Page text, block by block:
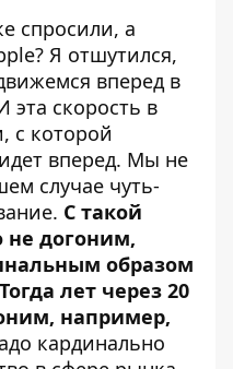
спросили, а
Я отшутился,
вперед в
эта скорость в
с которой
вперед. Мы не
случае чуть-
С такой
не догоним,
образом
лет через 20
например,
кардинально